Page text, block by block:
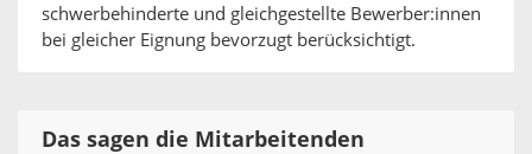
schwerbehinderte und gleichgestellte Bewerber:innen
bei gleicher Eignung bevorzugt berücksichtigt.
Das sagen die Mitarbeitenden